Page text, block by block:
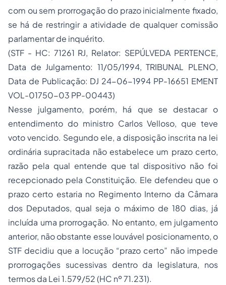
com ou sem prorrogação do prazo inicialmente fixado,
se há de restringir a atividade de qualquer comissão
parlamentar de inquérito.
(STF - HC: 71261 RJ, Relator: SEPÚLVEDA PERTENCE,
Data de Julgamento: 11/05/1994, TRIBUNAL PLENO,
Data de Publicação: DJ 24-06-1994 PP-16651 EMENT
VOL-01750-03 PP-00443)
Nesse julgamento, porém, há que se destacar o
entendimento do ministro Carlos Velloso, que teve
voto vencido. Segundo ele, a disposição inscrita na lei
ordinária supracitada não estabelece um prazo certo,
razão pela qual entende que tal dispositivo não foi
recepcionado pela Constituição. Ele defendeu que o
prazo certo estaria no Regimento Interno da Câmara
dos Deputados, qual seja o máximo de 180 dias, já
incluída uma prorrogação. No entanto, em julgamento
anterior, não obstante esse louvável posicionamento, o
STF decidiu que a locução “prazo certo” não impede
prorrogações sucessivas dentro da legislatura, nos
termos da Lei 1.579/52 (HC nº 71.231).